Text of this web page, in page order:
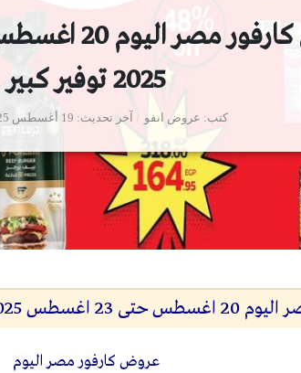
2025 توفير كبير
كتب عروض انفو آخر تحديث 19 أغسطس 2025 - 6:11م
كبير بجميع الفروع
عروض كارفور مصر اليوم